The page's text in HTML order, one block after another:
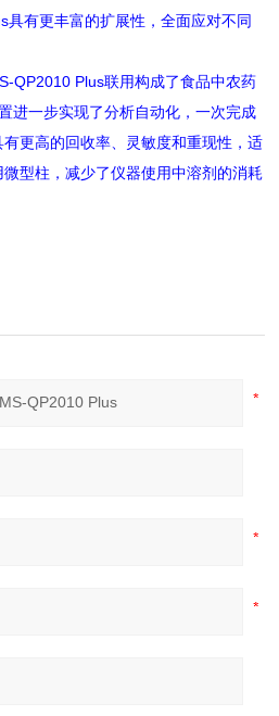
具有更丰富的扩展性，全面应对不同
QP2010 Plus联用构成了食品中农药
进一步实现了分析自动化，一次完成
更高的回收率、灵敏度和重现性，适
型柱，减少了仪器使用中溶剂的消耗